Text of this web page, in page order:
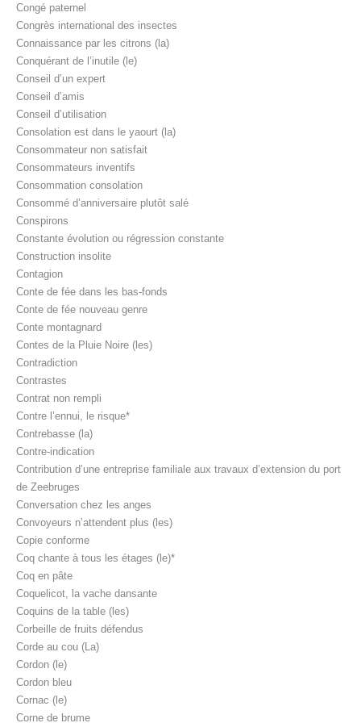
Congé paternel
Congrès international des insectes
Connaissance par les citrons (la)
Conquérant de l’inutile (le)
Conseil d’un expert
Conseil d’amis
Conseil d’utilisation
Consolation est dans le yaourt (la)
Consommateur non satisfait
Consommateurs inventifs
Consommation consolation
Consommé d’anniversaire plutôt salé
Conspirons
Constante évolution ou régression constante
Construction insolite
Contagion
Conte de fée dans les bas-fonds
Conte de fée nouveau genre
Conte montagnard
Contes de la Pluie Noire (les)
Contradiction
Contrastes
Contrat non rempli
Contre l’ennui, le risque*
Contrebasse (la)
Contre-indication
Contribution d’une entreprise familiale aux travaux d’extension du port
de Zeebruges
Conversation chez les anges
Convoyeurs n’attendent plus (les)
Copie conforme
Coq chante à tous les étages (le)*
Coq en pâte
Coquelicot, la vache dansante
Coquins de la table (les)
Corbeille de fruits défendus
Corde au cou (La)
Cordon (le)
Cordon bleu
Cornac (le)
Corne de brume